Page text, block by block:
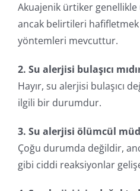
Akuajenik ürtiker
ancak belirtileri
yöntemleri mevcuttur.
2. Su alerjisi bulaşıcı
Hayır, su alerjisi bulaşıcı
ilgili bir durumdur.
3. Su alerjisi ölümcül
Çoğu durumda değildir,
gibi ciddi reaksiyonlar